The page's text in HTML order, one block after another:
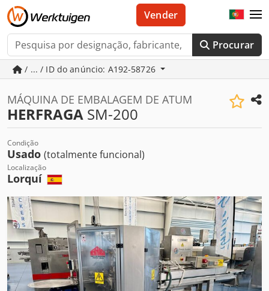
Procurar
Vender
/ ... / ID do anúncio: A192-58726
MÁQUINA DE EMBALAGEM DE ATUM
HERFRAGA SM-200
Condição
Usado (totalmente funcional)
Localização
Lorquí